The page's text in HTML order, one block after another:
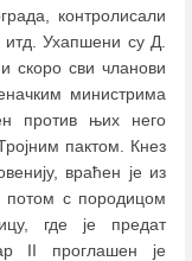
контролисали
итд. Ухапшени су Д.
скоро сви чланови
министрима
против њих него
пактом. Кнез
враћен је из
потом с породицом
где је предат
II проглашен је